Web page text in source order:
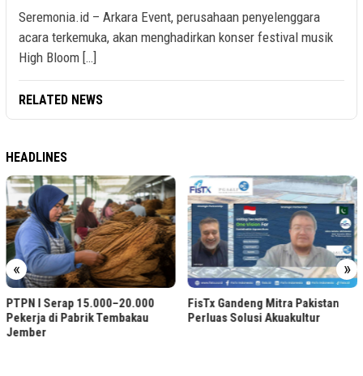
Seremonia.id – Arkara Event, perusahaan penyelenggara
acara terkemuka, akan menghadirkan konser festival musik
High Bloom […]
RELATED NEWS
HEADLINES
« »
PTPN I Serap 15.000–20.000
Pekerja di Pabrik Tembakau
Jember
FisTx Gandeng Mitra Pakistan
Perluas Solusi Akuakultur